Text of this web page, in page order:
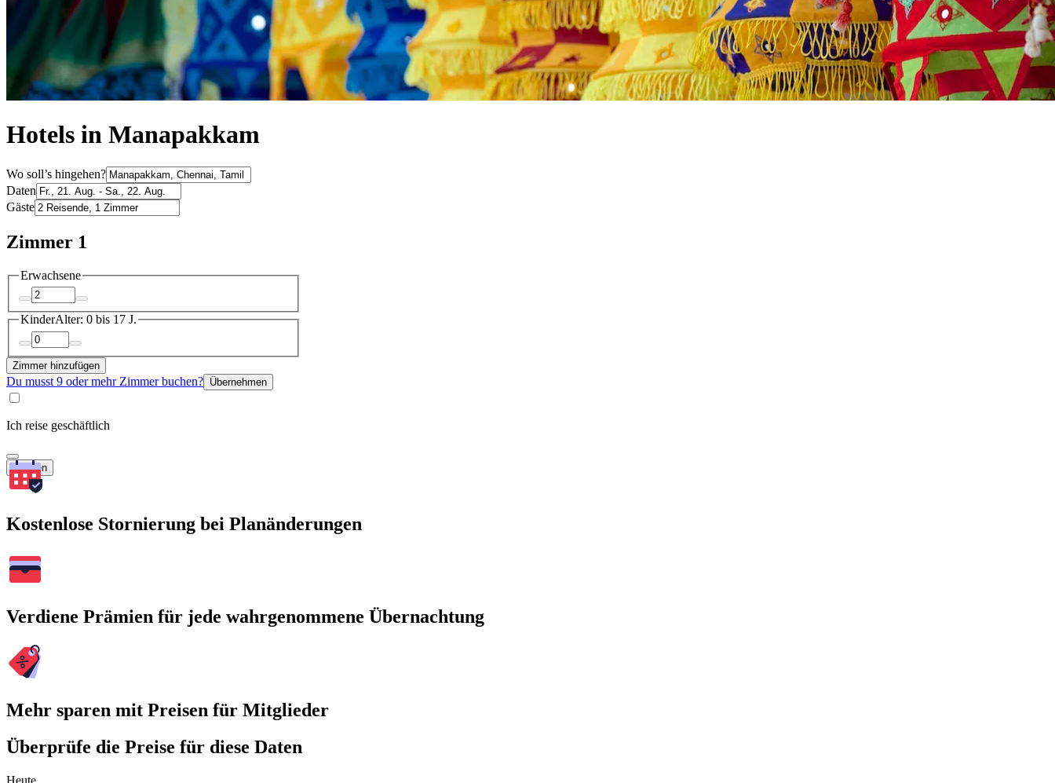
Hotels in Manapakkam
Wo soll’s hingehen?
Daten
Gäste
Zimmer 1
Erwachsene
KinderAlter: 0 bis 17 J.
Zimmer hinzufügen
Du musst 9 oder mehr Zimmer buchen? Übernehmen
Ich reise geschäftlich
Suchen
Kostenlose Stornierung bei Planänderungen
Verdiene Prämien für jede wahrgenommene Übernachtung
Mehr sparen mit Preisen für Mitglieder
Überprüfe die Preise für diese Daten